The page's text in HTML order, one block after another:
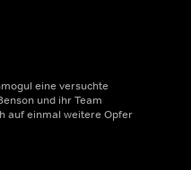
eine versuchte
und ihr Team
auf einmal weitere Opfer